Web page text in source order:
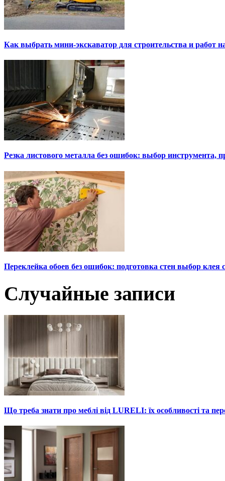
Как выбрать мини-экскаватор для строительства и работ
Резка листового металла без ошибок: выбор инструмента,
Переклейка обоев без ошибок: подготовка стен выбор клея
Случайные записи
Що треба знати про меблі від LURELI: їх особливості та